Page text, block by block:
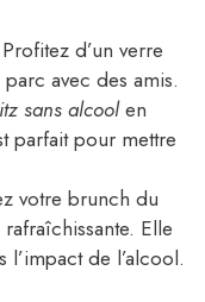
Profitez d’un verre
avec des amis.
sans alcoolen
parfait pour mettre
votre brunch du
Elle
l’impact de l’alcool.